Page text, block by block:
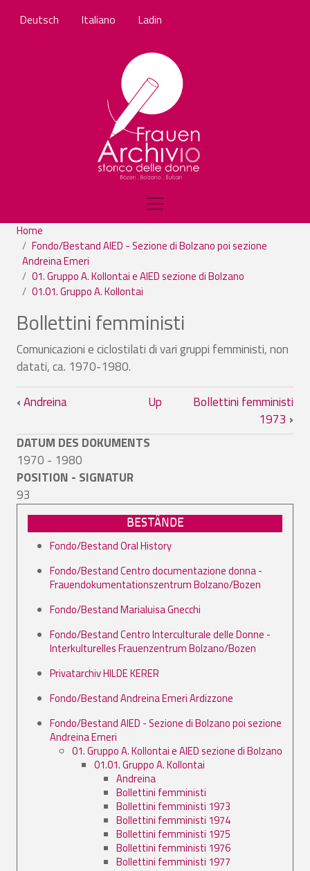
Deutsch Italiano Ladin
Home
Fondo/Bestand AIED - Sezione di Bolzano poi sezione
Andreina Emeri
01. Gruppo A. Kollontai e AIED sezione di Bolzano
01.01. Gruppo A. Kollontai
Bollettini femministi
Comunicazioni e ciclostilati di vari gruppi femministi, non
datati, ca. 1970-1980.
Book traversal links for Bollettini
‹Andreina Up
Bollettini femministi
1973 ›
DATUM DES DOKUMENTS
1970 - 1980
POSITION - SIGNATUR
93
BESTÄNDE
Fondo/Bestand Oral History
Fondo/Bestand Centro documentazione donna -
Frauendokumentationszentrum Bolzano/Bozen
Fondo/Bestand Marialuisa Gnecchi
Fondo/Bestand Centro Interculturale delle Donne -
Interkulturelles Frauenzentrum Bolzano/Bozen
Privatarchiv HILDE KERER
Fondo/Bestand Andreina Emeri Ardizzone
Fondo/Bestand AIED - Sezione di Bolzano poi sezione
Andreina Emeri
01. Gruppo A. Kollontai e AIED sezione di Bolzano
01.01. Gruppo A. Kollontai
Andreina
Bollettini femministi
Bollettini femministi 1973
Bollettini femministi 1974
Bollettini femministi 1975
Bollettini femministi 1976
Bollettini femministi 1977